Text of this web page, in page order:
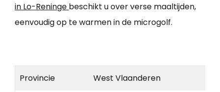
in Lo-Reninge beschikt u over verse maaltijden,
eenvoudig op te warmen in de microgolf.
Provincie West Vlaanderen